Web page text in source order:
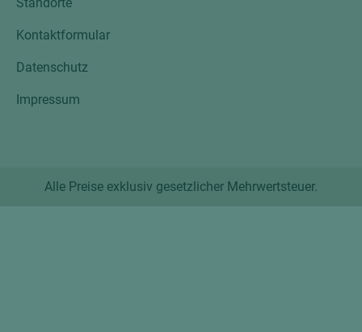
Standorte
Kontaktformular
Datenschutz
Impressum
Alle Preise exklusiv gesetzlicher Mehrwertsteuer.